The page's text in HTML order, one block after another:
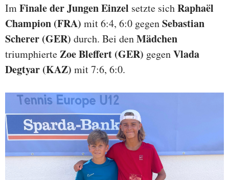
ImFinale der Jungen Einzel setzte sichRaphaël
Champion (FRA) mit 6:4, 6:0 gegenSebastian
Scherer (GER) durch. Bei denMädchen
triumphierteZoe Bleffert (GER) gegenVlada
Degtyar (KAZ) mit 7:6, 6:0.